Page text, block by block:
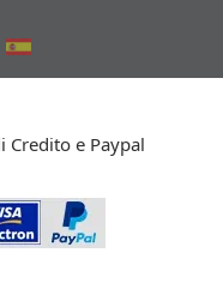
Credito e Paypal